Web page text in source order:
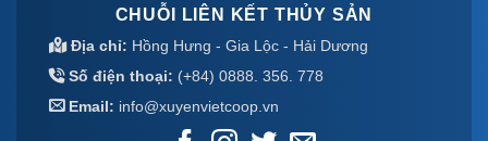
CHUỖI LIÊN KẾT THỦY SẢN
Địa chỉ: Hồng Hưng - Gia Lộc - Hải Dương
Số điện thoại: (+84) 0888. 356. 778
Email: info@xuyenvietcoop.vn